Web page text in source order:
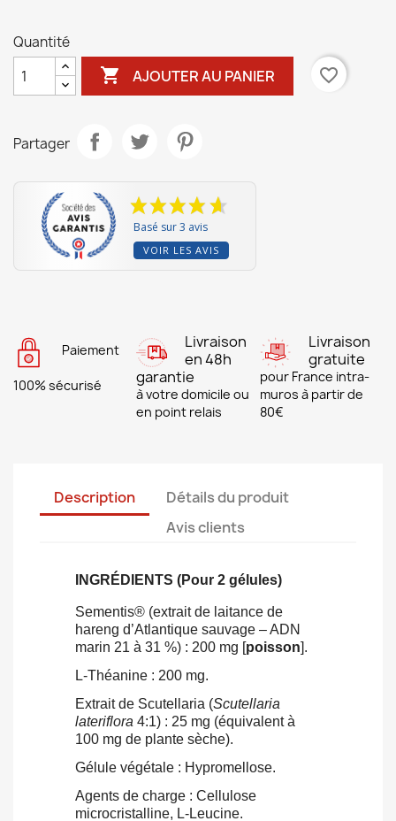
Quantité
 AJOUTER AU PANIER favorite_border
Partager
Basé sur 3 avis
VOIR LES AVIS
Paiement
100% sécurisé
Livraison
en 48h
garantie
à votre domicile ou
en point relais
Livraison
gratuite
pour France intra-
muros à partir de
80€
Description
Détails du produit
Avis clients
INGRÉDIENTS (Pour 2 gélules)
Sementis® (extrait de laitance de
hareng d’Atlantique sauvage – ADN
marin 21 à 31 %) : 200 mg [poisson].
L-Théanine : 200 mg.
Extrait de Scutellaria (Scutellaria
lateriflora 4:1) : 25 mg (équivalent à
100 mg de plante sèche).
Gélule végétale : Hypromellose.
Agents de charge : Cellulose
microcristalline, L-Leucine.